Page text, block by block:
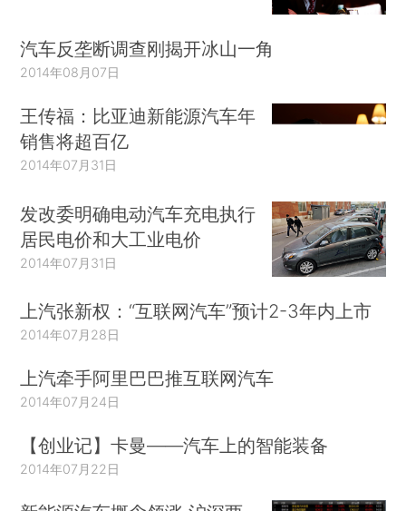
汽车反垄断调查刚揭开冰山一角
2014年08月07日
王传福：比亚迪新能源汽车年
销售将超百亿
2014年07月31日
发改委明确电动汽车充电执行
居民电价和大工业电价
2014年07月31日
上汽张新权：“互联网汽车”预计2-3年内上市
2014年07月28日
上汽牵手阿里巴巴推互联网汽车
2014年07月24日
【创业记】卡曼——汽车上的智能装备
2014年07月22日